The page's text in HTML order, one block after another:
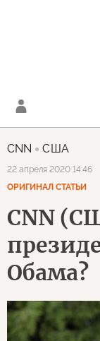
CNN США
22 апреля 2020 14:46
ОРИГИНАЛ СТАТЬИ
CNN
Обама?